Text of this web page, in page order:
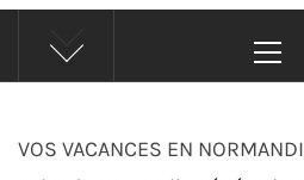
VOS VACANCES EN